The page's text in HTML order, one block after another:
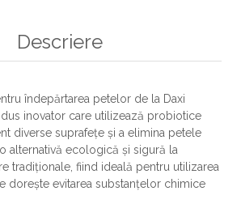
Descriere
îndepărtarea petelor de la Daxi
inovator care utilizează probiotice
diverse suprafețe și a elimina petele
alternativă ecologică și sigură la
tradiționale, fiind ideală pentru utilizarea
dorește evitarea substanțelor chimice